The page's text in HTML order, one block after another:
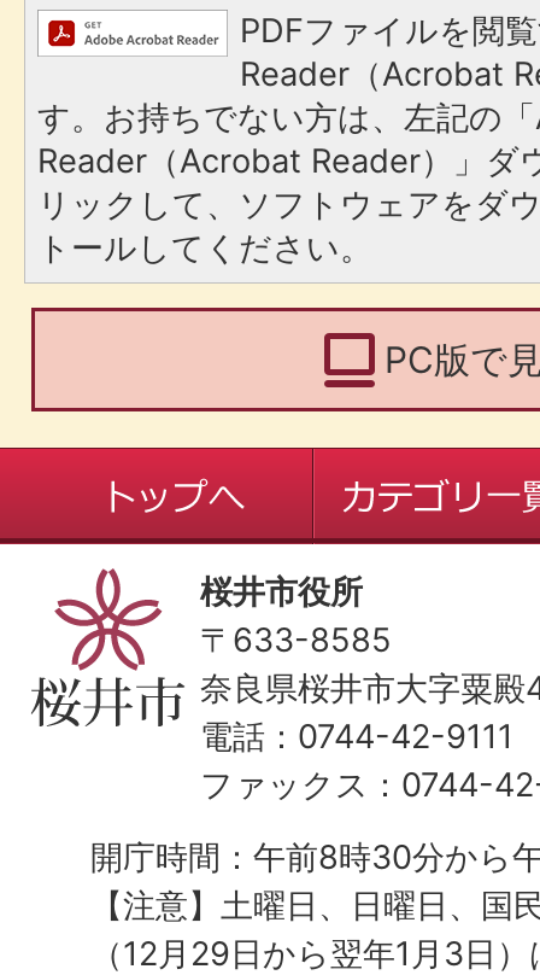
PDFファイルを閲
Reader（Acrobat
す。お持ちでない方は、左記の
Reader（Acrobat Reader）」ダ
リックして、ソフトウェアをダ
トールしてください。
PC版で
桜井市役所
〒633-8585
奈良県桜井市大字粟
電話：0744-42-9111
ファックス：0744-
開庁時間：午前8時30分から
【注意】土曜日、日曜日、国
（12月29日から翌年1月3日